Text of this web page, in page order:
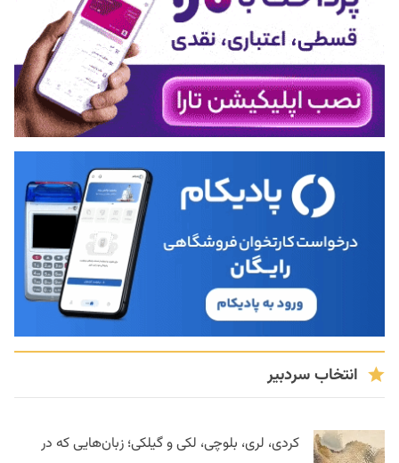
انتخاب سردبیر
کردی، لری، بلوچی، لکی و گیلکی؛ زبان‌هایی که در